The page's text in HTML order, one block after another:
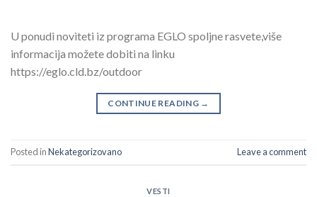
U ponudi noviteti iz programa EGLO spoljne rasvete,više
informacija možete dobiti na linku
https://eglo.cld.bz/outdoor
CONTINUE READING →
Posted inNekategorizovano Leave a comment
VESTI